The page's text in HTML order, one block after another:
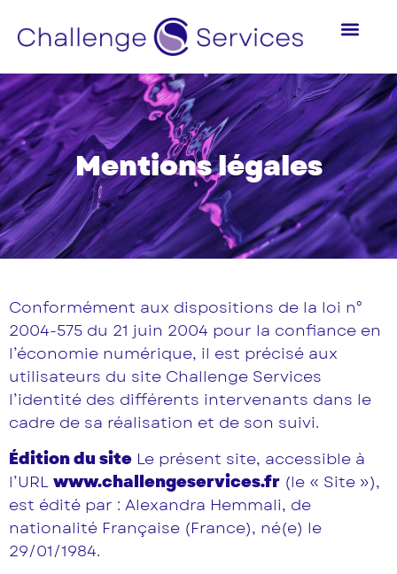
Mentions légales
Conformément aux dispositions de la loi n°
2004-575 du 21 juin 2004 pour la confiance en
l’économie numérique, il est précisé aux
utilisateurs du site Challenge Services
l’identité des différents intervenants dans le
cadre de sa réalisation et de son suivi.
Édition du site Le présent site, accessible à
l’URLwww.challengeservices.fr (le « Site »),
est édité par : Alexandra Hemmali, de
nationalité Française (France), né(e) le
29/01/1984.